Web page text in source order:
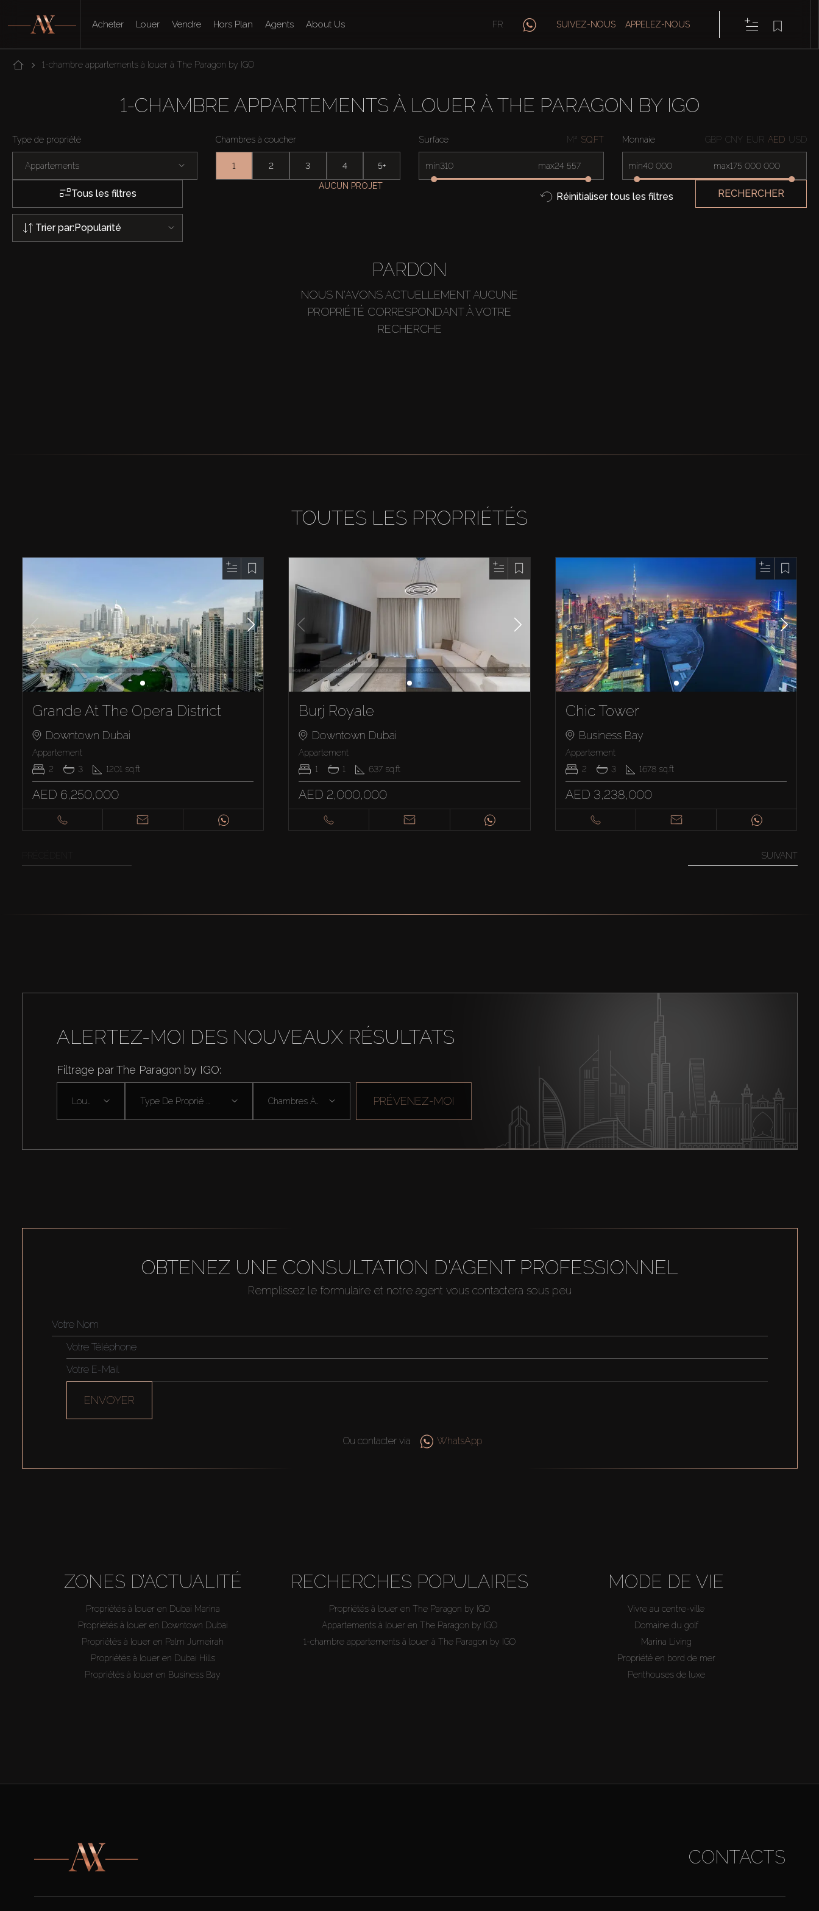
Acheter Louer Vendre Hors Plan Agents About Us FR SUIVEZ-NOUS APPELEZ-NOUS
1-chambre appartements à louer à The Paragon by IGO
1-CHAMBRE APPARTEMENTS À LOUER À THE PARAGON BY IGO
Type de propriété
Appartements
Chambres à coucher
1 2 3 4 5+
Surface M² SQ.FT
min max
Monnaie GBP CNY EUR AED USD
min max
Tous les filtres
AUCUN PROJET
Réinitialiser tous les filtres RECHERCHER
Trier par:Popularité
PARDON
NOUS N'AVONS ACTUELLEMENT AUCUNE
PROPRIÉTÉ CORRESPONDANT À VOTRE
RECHERCHE
TOUTES LES PROPRIÉTÉS
Grande At The Opera District
Downtown Dubai
Appartement
2
3 1201 sq.ft
AED 6,250,000
Burj Royale
Downtown Dubai
Appartement
1
1 637 sq.ft
AED 2,000,000
Chic Tower
Business Bay
Appartement
2
3 1678 sq.ft
AED 3,238,000
SUIVANT
ALERTEZ-MOI DES NOUVEAUX RÉSULTATS
Filtrage par The Paragon by IGO:
Type De Proprié ... Chambres À Cou ... PRÉVENEZ-MOI
OBTENEZ UNE CONSULTATION D'AGENT PROFESSIONNEL
Remplissez le formulaire et notre agent vous contactera sous peu
ENVOYER
Ou contacter via WhatsApp
ZONES D’ACTUALITÉ
Propriétés à louer en Dubai Marina
Propriétés à louer en Downtown Dubai
Propriétés à louer en Palm Jumeirah
Propriétés à louer en Dubai Hills
Propriétés à louer en Business Bay
RECHERCHES POPULAIRES
Propriétés à louer en The Paragon by IGO
Appartements à louer en The Paragon by IGO
1-chambre appartements à louer à The Paragon by IGO
MODE DE VIE
Vivre au centre-ville
Domaine du golf
Marina Living
Propriété en bord de mer
Penthouses de luxe
CONTACTS